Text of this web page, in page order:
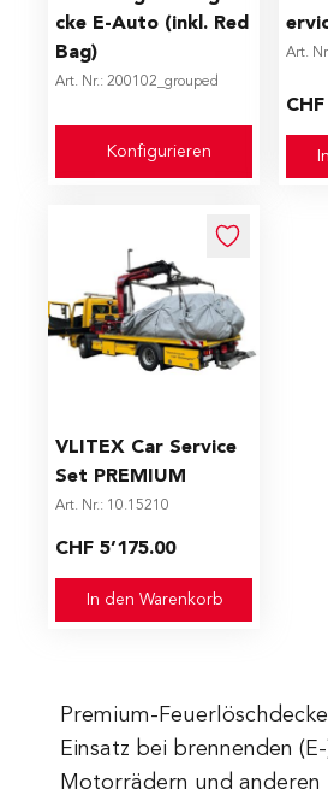
cke E-Auto (inkl. Red
Bag)
Art. Nr.: 200102_grouped
Konfigurieren
Art.
VLITEX Car Service
Set PREMIUM
Art. Nr.: 10.15210
CHF 5’175.00
In den Warenkorb
Premium-
Einsatz bei brennenden
Motorrädern und anderen